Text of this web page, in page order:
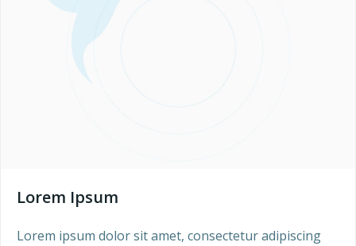
Lorem Ipsum
Lorem ipsum dolor sit amet, consectetur adipiscing